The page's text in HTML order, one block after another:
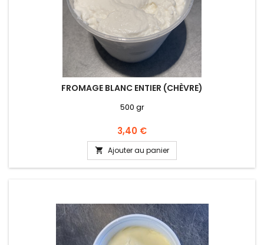
FROMAGE BLANC ENTIER (CHÈVRE)
500 gr
Prix
3,40 €
 Ajouter au panier